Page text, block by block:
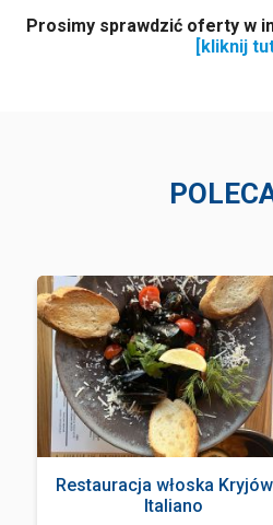
Prosimy sprawdzić oferty w
[kliknij
Restauracja włoska
Italiano